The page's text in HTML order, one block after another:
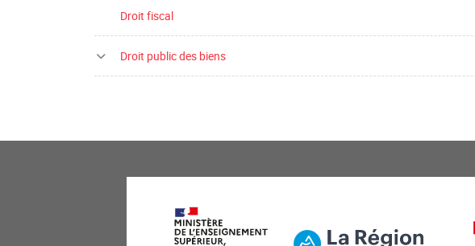
Droit fiscal
Droit public des biens